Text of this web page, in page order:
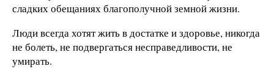
сладких обещаниях благополучной земной жизни.
Люди всегда хотят жить в достатке и здоровье, никогда
не болеть, не подвергаться несправедливости, не
умирать.